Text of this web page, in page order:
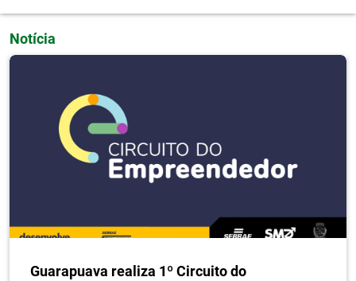
Notícia
Guarapuava realiza 1º Circuito do